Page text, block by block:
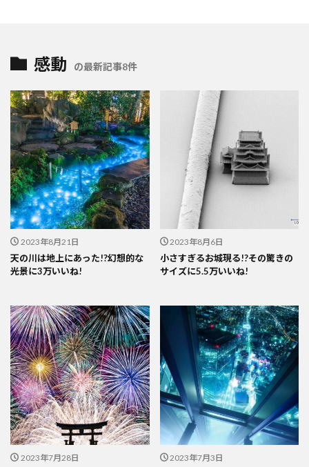
感動 の最新記事8件
2023年8月21日
天の川は地上にあった!?幻想的な
光景に3万いいね!
2023年8月6日
小さすぎるお城現る!?その驚きの
サイズに5.5万いいね!
2023年7月28日 2023年7月3日